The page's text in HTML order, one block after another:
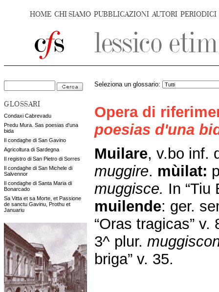
HOME CHI SIAMO PUBBLICAZIONI AUTORI PERIODICI
GLOSSARI
Condaxi Cabrevadu
Predu Mura. Sas poesias d'una
bida
Il condaghe di San Gavino
Agricoltura di Sardegna
Il registro di San Pietro di Sorres
Il condaghe di San Michele di
Salvennor
Il condaghe di Santa Maria di
Bonarcado
Sa Vitta et sa Morte, et Passione
de sanctu Gavinu, Prothu et
Januariu
Seleziona un glossario:
Opera di
poesias d'una
Muilare, v.bo inf.
muggire. mùilat:
muggisce. In “Tiu
muilende: ger.
“Oras tragicas” v.
3^ plur.
briga” v. 35.